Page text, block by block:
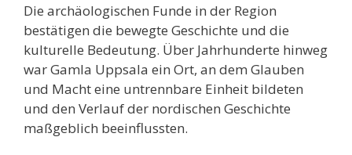
Die archäologischen Funde in der Region
bestätigen die bewegte Geschichte und die
kulturelle Bedeutung. Über Jahrhunderte hinweg
war Gamla Uppsala ein Ort, an dem Glauben
und Macht eine untrennbare Einheit bildeten
und den Verlauf der nordischen Geschichte
maßgeblich beeinflussten.